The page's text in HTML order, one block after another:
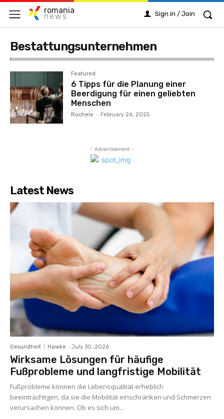
romania
news Sign in / Join
Bestattungsunternehmen
Featured
6 Tipps für die Planung einer
Beerdigung für einen geliebten
Menschen
Rochele - February 26, 2025
- Advertisement -
Latest News
Gesundheit Hawke - July 30, 2026
Wirksame Lösungen für häufige
Fußprobleme und langfristige Mobilität
Fußprobleme können die Lebensqualität erheblich
beeinträchtigen, da sie die Mobilität einschränken und Schmerzen
verursachen können. Ob es sich um...